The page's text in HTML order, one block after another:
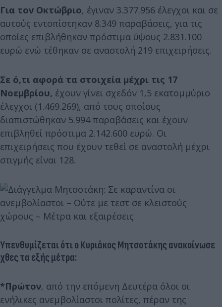
Για τον Οκτώβριο, έγιναν 3.377.956 έλεγχοι και σε
αυτούς εντοπίστηκαν 8.349 παραβάσεις, για τις
οποίες επιβλήθηκαν πρόστιμα ύψους 2.831.100
ευρώ ενώ τέθηκαν σε αναστολή 219 επιχειρήσεις.
Σε ό,τι αφορά τα στοιχεία μέχρι τις 17
Νοεμβρίου, έχουν γίνει σχεδόν 1,5 εκατομμύριο
έλεγχοι (1.469.269), από τους οποίους
διαπιστώθηκαν 5.994 παραβάσεις και έχουν
επιβληθεί πρόστιμα 2.142.600 ευρώ. Οι
επιχειρήσεις που έχουν τεθεί σε αναστολή μέχρι
στιγμής είναι 128.
Υπενθυμίζεται ότι ο Κυριάκος Μητσοτάκης ανακοίνωσε
χθες τα εξής μέτρα:
*Πρώτον, από την επόμενη Δευτέρα όλοι οι
ενήλικες ανεμβολίαστοι πολίτες, πέραν της